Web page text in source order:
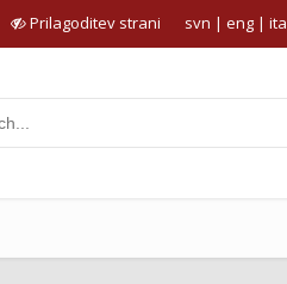
Prilagoditev strani svn | eng | ita